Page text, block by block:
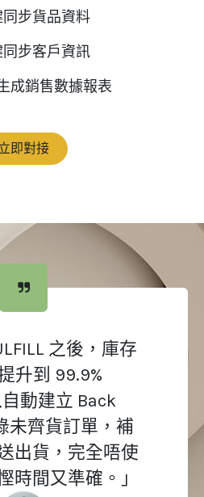
步貨品資料
步客戶資訊
成銷售數據報表
即對接
之後，庫存
升到 99.9%
動建立 Back
未齊貨訂單，補
出貨，完全唔使
時間又準確。」